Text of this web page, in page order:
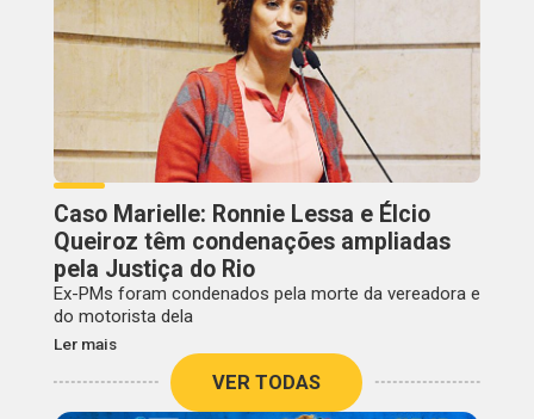
Caso Marielle: Ronnie Lessa e Élcio
Queiroz têm condenações ampliadas
pela Justiça do Rio
Ex-PMs foram condenados pela morte da vereadora e
do motorista dela
Ler mais
VER TODAS